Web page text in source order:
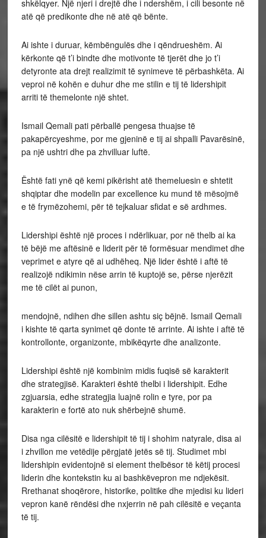
shkëlqyer. Një njeri i drejtë dhe i ndershëm, i cili besonte në
atë që predikonte dhe në atë që bënte.
Ai ishte i duruar, këmbëngulës dhe i qëndrueshëm. Ai
kërkonte që t’i bindte dhe motivonte të tjerët dhe jo t’i
detyronte ata drejt realizimit të synimeve të përbashkëta. Ai
veproi në kohën e duhur dhe me stilin e tij të lidershipit
arriti të themelonte një shtet.
Ismail Qemali pati përballë pengesa thuajse të
pakapërcyeshme, por me gjeninë e tij ai shpalli Pavarësinë,
pa një ushtri dhe pa zhvilluar luftë.
Është fati ynë që kemi pikërisht atë themeluesin e shtetit
shqiptar dhe modelin par excellence ku mund të mësojmë
e të frymëzohemi, për të tejkaluar sfidat e së ardhmes.
Lidershipi është një proces i ndërlikuar, por në thelb ai ka
të bëjë me aftësinë e liderit për të formësuar mendimet dhe
veprimet e atyre që ai udhëheq. Një lider është i aftë të
realizojë ndikimin nëse arrin të kuptojë se, përse njerëzit
me të cilët ai punon,
mendojnë, ndihen dhe sillen ashtu siç bëjnë. Ismail Qemali
i kishte të qarta synimet që donte të arrinte. Ai ishte i aftë të
kontrollonte, organizonte, mbikëqyrte dhe analizonte.
Lidershipi është një kombinim midis fuqisë së karakterit
dhe strategjisë. Karakteri është thelbi i lidershipit. Edhe
zgjuarsia, edhe strategjia luajnë rolin e tyre, por pa
karakterin e fortë ato nuk shërbejnë shumë.
Disa nga cilësitë e lidershipit të tij i shohim natyrale, disa ai
i zhvillon me vetëdije përgjatë jetës së tij. Studimet mbi
lidershipin evidentojnë si element thelbësor të këtij procesi
liderin dhe kontekstin ku ai bashkëvepron me ndjekësit.
Rrethanat shoqërore, historike, politike dhe mjedisi ku lideri
vepron kanë rëndësi dhe nxjerrin në pah cilësitë e veçanta
të tij.